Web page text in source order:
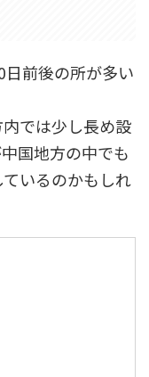
前後の所が多い
では少し長め設
国地方の中でも
いるのかもしれ